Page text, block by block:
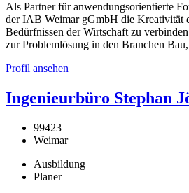
Als Partner für anwendungsorientierte
der IAB Weimar gGmbH die Kreativität
Bedürfnissen der Wirtschaft zu
zur Problemlösung in den Branchen
Profil ansehen
Ingenieurbüro Stephan
99423
Weimar
Ausbildung
Planer